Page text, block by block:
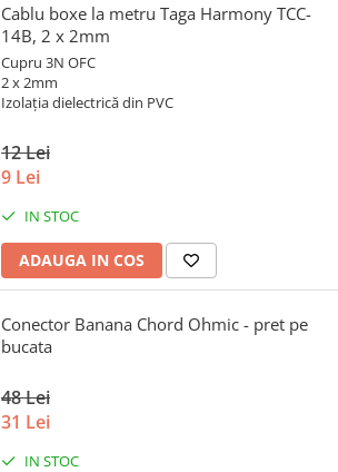
Cablu boxe la metru Taga Harmony TCC-
14B, 2 x 2mm
Cupru 3N OFC
2 x 2mm
Izolația dielectrică din PVC
12 Lei
9 Lei
IN STOC
ADAUGA IN COS
Conector Banana Chord Ohmic - pret pe
bucata
48 Lei
31 Lei
IN STOC